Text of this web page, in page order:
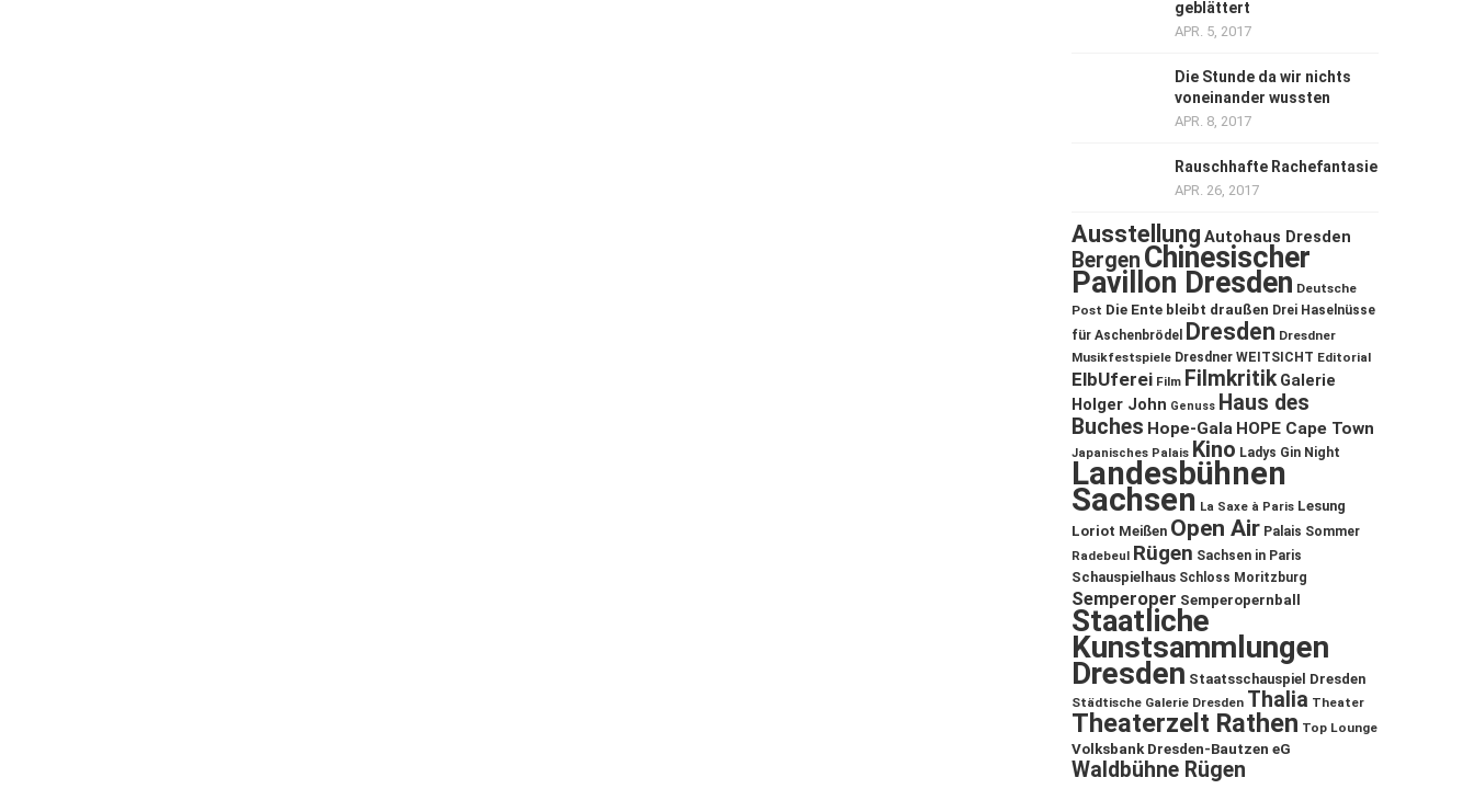
geblättert
APR. 5, 2017
Die Stunde da wir nichts
voneinander wussten
APR. 8, 2017
Rauschhafte Rachefantasie
APR. 26, 2017
Ausstellung Autohaus Dresden
Bergen Chinesischer
Pavillon Dresden Deutsche
Post Die Ente bleibt draußen Drei Haselnüsse
für Aschenbrödel
Dresden Dresdner
Musikfestspiele Dresdner WEITSICHT Editorial
ElbUferei Film Filmkritik Galerie
Holger John Genuss Haus des
Buches Hope-Gala HOPE Cape Town
Japanisches Palais Kino Ladys Gin Night
Landesbühnen
Sachsen La Saxe à Paris Lesung
Loriot Meißen Open Air Palais Sommer
Radebeul Rügen Sachsen in Paris
Schauspielhaus Schloss Moritzburg
Semperoper Semperopernball
Staatliche
Kunstsammlungen
Dresden Staatsschauspiel Dresden
Städtische Galerie Dresden Thalia Theater
Theaterzelt Rathen Top Lounge
Volksbank Dresden-Bautzen eG
Waldbühne Rügen